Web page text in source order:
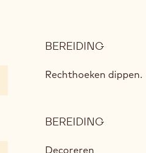
BEREIDING:
Rechthoeken dippen.
BEREIDING:
Decoreren